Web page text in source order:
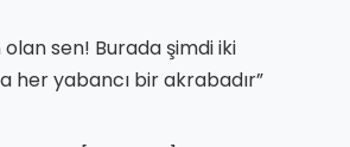
olan sen! Burada şimdi iki
her yabancı bir akrabadır”